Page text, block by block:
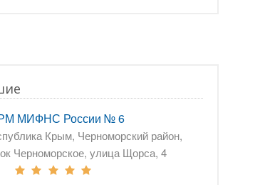
МИФНС России № 6
Крым, Черноморский район,
Черноморское, улица Щорса, 4